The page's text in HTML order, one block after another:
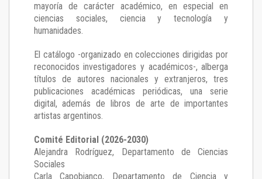
mayoría de carácter académico, en especial en
ciencias sociales, ciencia y tecnología y
humanidades.
El catálogo -organizado en colecciones dirigidas por
reconocidos investigadores y académicos-, alberga
títulos de autores nacionales y extranjeros, tres
publicaciones académicas periódicas, una serie
digital, además de libros de arte de importantes
artistas argentinos.
Comité Editorial (2026-2030)
Alejandra Rodríguez, Departamento de Ciencias
Sociales
Carla Capobianco, Departamento de Ciencia y